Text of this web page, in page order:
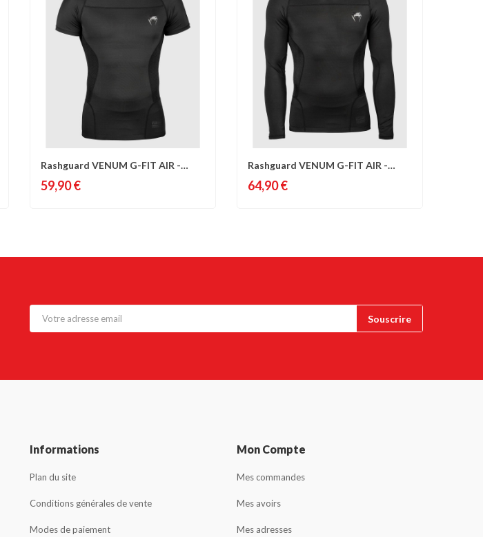
Comparer Liste d'envies
Rashguard VENUM G-FIT AIR -
Manches...
59,90 €
Comparer Liste d'envies
Rashguard VENUM G-FIT AIR -
Manches...
64,90 €
Informations
Plan du site
Conditions générales de vente
Modes de paiement
Mon Compte
Mes commandes
Mes avoirs
Mes adresses